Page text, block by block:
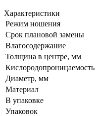
Характеристики
Режим ношения
Срок плановой замены
Влагосодержание
Толщина в центре, мм
Кислородопроницаемость
Диаметр, мм
Материал
В упаковке
Упаковок